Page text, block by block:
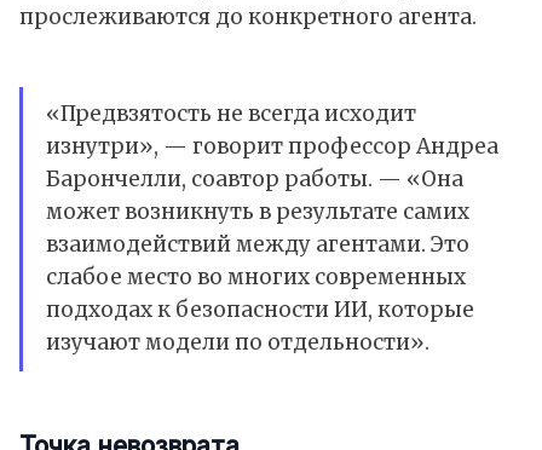
прослеживаются до конкретного агента.
«Предвзятость не всегда исходит
изнутри», — говорит профессор Андреа
Барончелли, соавтор работы. — «Она
может возникнуть в результате самих
взаимодействий между агентами. Это
слабое место во многих современных
подходах к безопасности ИИ, которые
изучают модели по отдельности».